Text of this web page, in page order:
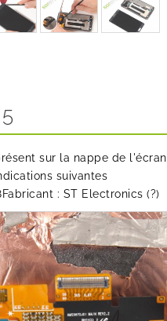
sur la nappe de l'écran
suivantes
: ST Electronics (?)